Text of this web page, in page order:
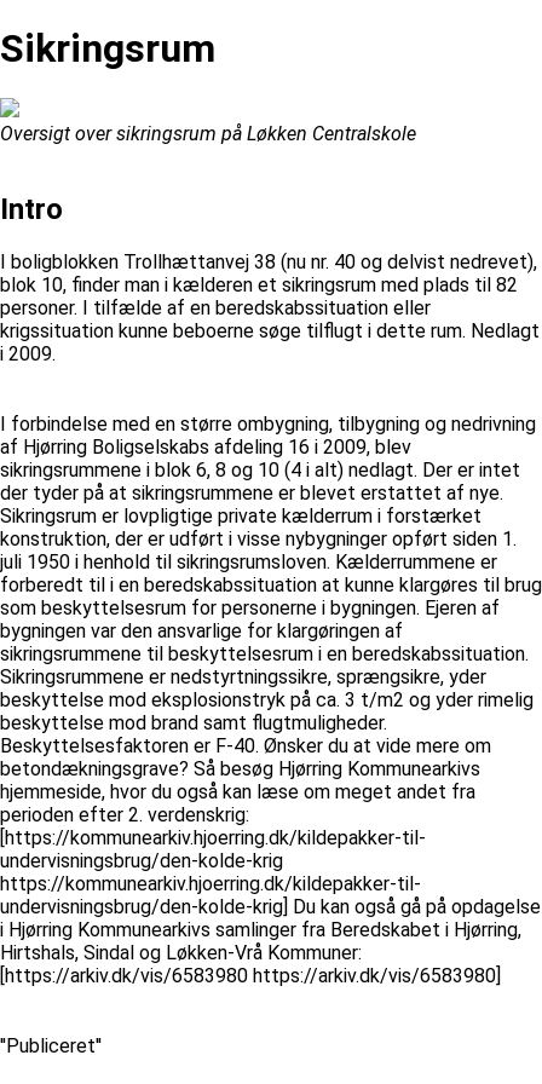
Sikringsrum
Oversigt over sikringsrum på Løkken Centralskole
Intro
I boligblokken Trollhættanvej 38 (nu nr. 40 og delvist nedrevet),
blok 10, finder man i kælderen et sikringsrum med plads til 82
personer. I tilfælde af en beredskabssituation eller
krigssituation kunne beboerne søge tilflugt i dette rum. Nedlagt
i 2009.
I forbindelse med en større ombygning, tilbygning og nedrivning
af Hjørring Boligselskabs afdeling 16 i 2009, blev
sikringsrummene i blok 6, 8 og 10 (4 i alt) nedlagt. Der er intet
der tyder på at sikringsrummene er blevet erstattet af nye.
Sikringsrum er lovpligtige private kælderrum i forstærket
konstruktion, der er udført i visse nybygninger opført siden 1.
juli 1950 i henhold til sikringsrumsloven. Kælderrummene er
forberedt til i en beredskabssituation at kunne klargøres til brug
som beskyttelsesrum for personerne i bygningen. Ejeren af
bygningen var den ansvarlige for klargøringen af
sikringsrummene til beskyttelsesrum i en beredskabssituation.
Sikringsrummene er nedstyrtningssikre, sprængsikre, yder
beskyttelse mod eksplosionstryk på ca. 3 t/m2 og yder rimelig
beskyttelse mod brand samt flugtmuligheder.
Beskyttelsesfaktoren er F-40. Ønsker du at vide mere om
betondækningsgrave? Så besøg Hjørring Kommunearkivs
hjemmeside, hvor du også kan læse om meget andet fra
perioden efter 2. verdenskrig:
[https://kommunearkiv.hjoerring.dk/kildepakker-til-
undervisningsbrug/den-kolde-krig
https://kommunearkiv.hjoerring.dk/kildepakker-til-
undervisningsbrug/den-kolde-krig] Du kan også gå på opdagelse
i Hjørring Kommunearkivs samlinger fra Beredskabet i Hjørring,
Hirtshals, Sindal og Løkken-Vrå Kommuner:
[https://arkiv.dk/vis/6583980 https://arkiv.dk/vis/6583980]
''Publiceret''